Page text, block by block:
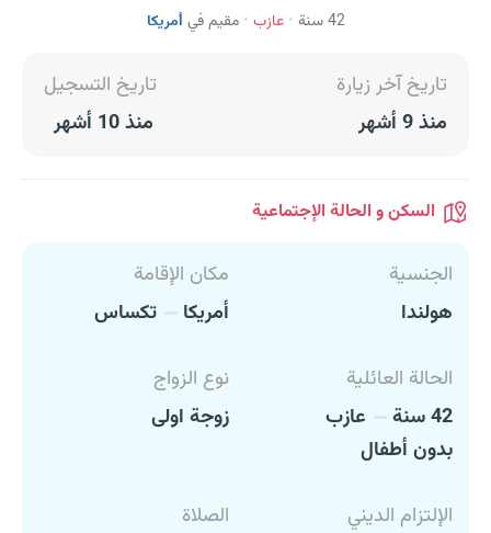
42 سنة عازب مقيم في أمريكا
تاريخ آخر زيارة
منذ 9 أشهر
تاريخ التسجيل
منذ 10 أشهر
السكن و الحالة الإجتماعية
الجنسية
هولندا
مكان الإقامة
أمريكا
تكساس
الحالة العائلية
42 سنة
عازب
بدون أطفال
نوع الزواج
زوجة اولى
الإلتزام الديني
الصلاة